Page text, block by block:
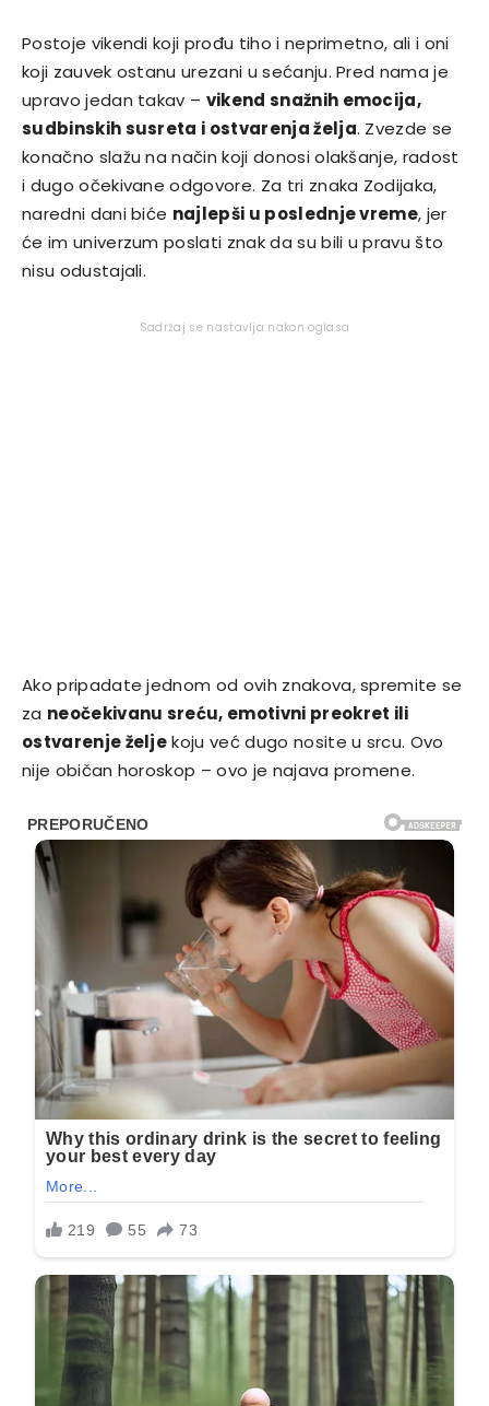
Postoje vikendi koji prođu tiho i neprimetno, ali i oni
koji zauvek ostanu urezani u sećanju. Pred nama je
upravo jedan takav – vikend snažnih emocija,
sudbinskih susreta i ostvarenja želja. Zvezde se
konačno slažu na način koji donosi olakšanje, radost
i dugo očekivane odgovore. Za tri znaka Zodijaka,
naredni dani biće najlepši u poslednje vreme, jer
će im univerzum poslati znak da su bili u pravu što
nisu odustajali.
Sadržaj se nastavlja nakon oglasa
Ako pripadate jednom od ovih znakova, spremite se
za neočekivanu sreću, emotivni preokret ili
ostvarenje željekoju već dugo nosite u srcu. Ovo
nije običan horoskop – ovo je najava promene.